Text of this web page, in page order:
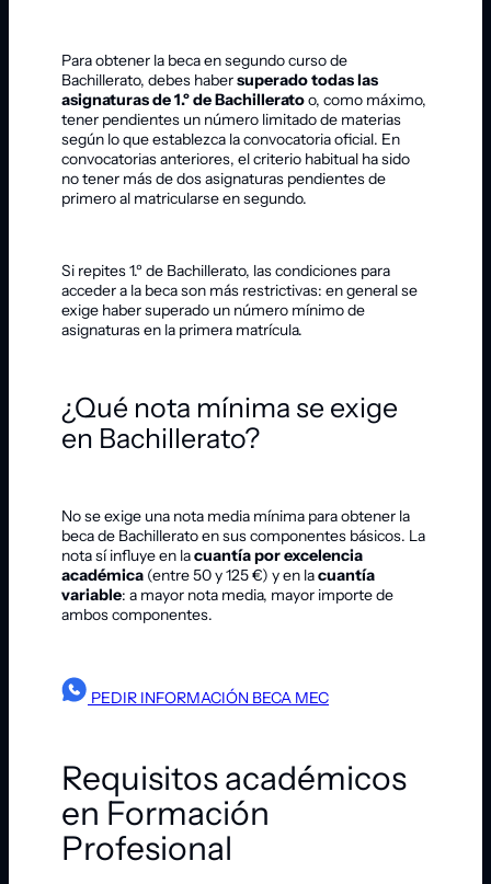
Para obtener la beca en segundo curso de
Bachillerato, debes habersuperado todas las
asignaturas de 1.º de Bachilleratoo, como máximo,
tener pendientes un número limitado de materias
según lo que establezca la convocatoria oficial. En
convocatorias anteriores, el criterio habitual ha sido
no tener más de dos asignaturas pendientes de
primero al matricularse en segundo.
Si repites 1.º de Bachillerato, las condiciones para
acceder a la beca son más restrictivas: en general se
exige haber superado un número mínimo de
asignaturas en la primera matrícula.
¿Qué nota mínima se exige
en Bachillerato?
No se exige una nota media mínima para obtener la
beca de Bachillerato en sus componentes básicos. La
nota sí influye en lacuantía por excelencia
académica (entre 50 y 125 €) y en lacuantía
variable: a mayor nota media, mayor importe de
ambos componentes.
PEDIR INFORMACIÓN BECA MEC
Requisitos académicos
en Formación
Profesional